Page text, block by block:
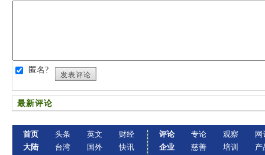
匿名?
发表评论
最新评论
首页
大陆
头条
台湾
英文
国外
财经
快讯
评论
企业
专论
慈善
观察
培训
网
产